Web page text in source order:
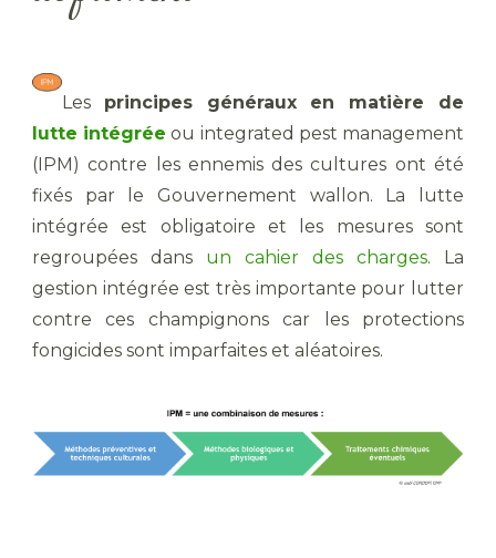
Les principes généraux
en matière de
lutte intégrée ou integrated pest management
(IPM) contre les ennemis des cultures ont été
fixés par le Gouvernement wallon. La lutte
intégrée est obligatoire et les mesures sont
regroupées dans un cahier des charges. La
gestion intégrée est très importante pour lutter
contre ces champignons car les protections
fongicides sont imparfaites et aléatoires.